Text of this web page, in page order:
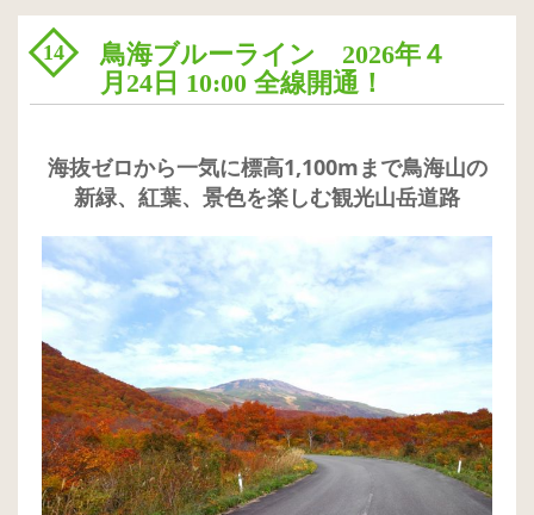
14
鳥海ブルーライン 2026年４
月24日 10:00 全線開通！
海抜ゼロから一気に標高1,100mまで鳥海山の
新緑、紅葉、景色を楽しむ観光山岳道路